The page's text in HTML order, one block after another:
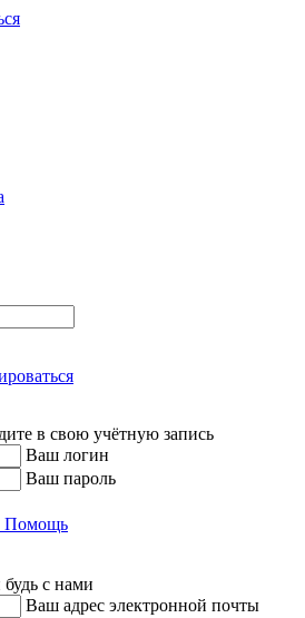
в свою учётную запись
Ваш логин
Ваш пароль
Помощь
с нами
Ваш адрес электронной почты